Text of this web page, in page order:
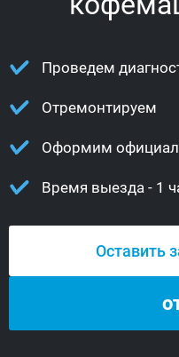
Проведем
Отремонтируем
Оформим
Время выезда - 1
Оставить